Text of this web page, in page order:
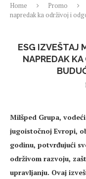
Home Promo
napredak ka održivoj i
ESG IZVEŠTAJ
NAPREDAK
Milšped Grupa,
jugoistočnoj Evropi,
godinu, potvrđujući
održivom razvoju,
upravljanju. Ovaj